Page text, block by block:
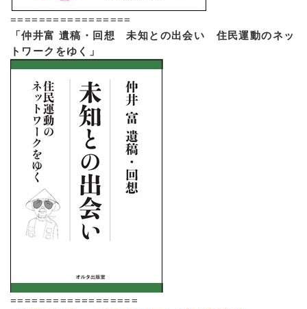
=================
「仲井富 遺稿・回想 未知との出会い 住民運動のネッ
トワークをゆく」
==================